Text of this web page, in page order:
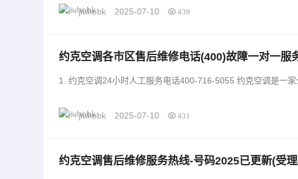
jiuhebk 2025-07-10 439
约克空调各市区售后维修电话(400)故障一对一服
1. 约克空调24小时人工服
jiuhebk 2025-07-10 431
约克空调售后维修服务热线-号码2025已更新(受